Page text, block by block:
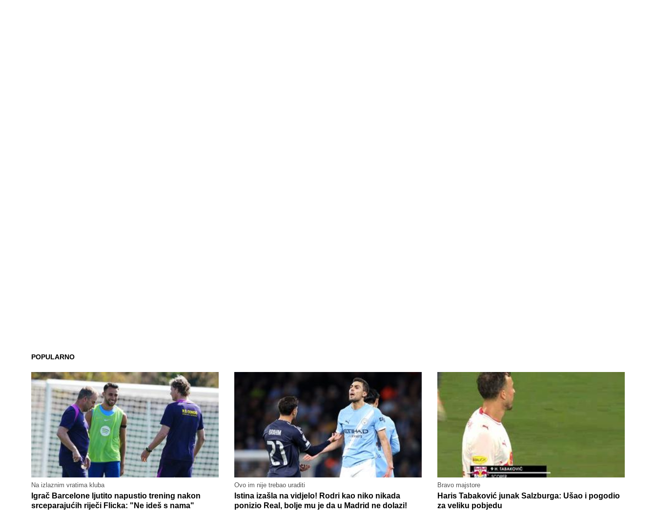
POPULARNO
Na izlaznim vratima kluba
Igrač Barcelone ljutito napustio trening nakon
srceparajućih riječi Flicka: "Ne ideš s nama"
Ovo im nije trebao uraditi
Istina izašla na vidjelo! Rodri kao niko nikada
ponizio Real, bolje mu je da u Madrid ne dolazi!
Bravo majstore
Haris Tabaković junak Salzburga: Ušao i pogodio
za veliku pobjedu